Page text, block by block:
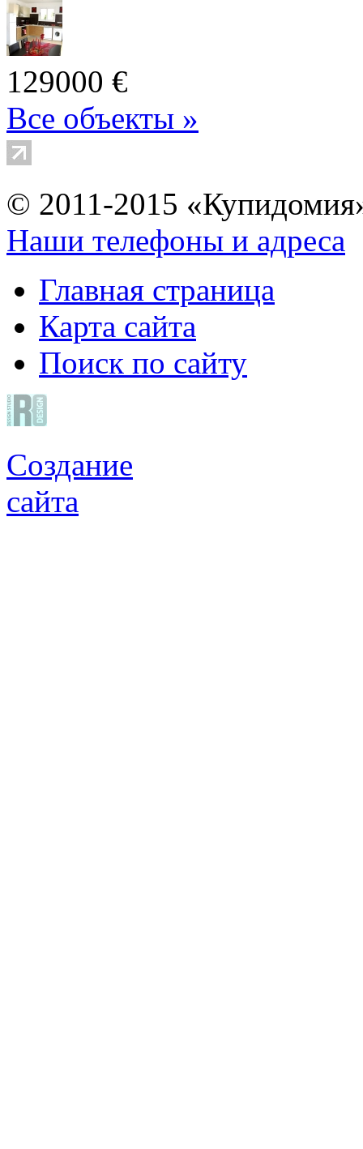
129000 €
Все объекты »
© 2011-2015
Наши телефоны и адреса
Главная страница
Карта сайта
Поиск по сайту
Создание
сайта